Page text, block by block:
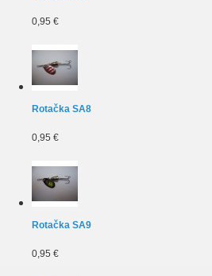
0,95 €
Rotačka SA8
0,95 €
Rotačka SA9
0,95 €